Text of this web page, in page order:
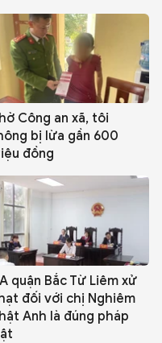
Podcast
Ảnh
Công an
Công an xã, tôi
bị lừa gần 600
đồng
quận Bắc Từ Liêm xử
đối với chị Nghiêm
Anh là đúng pháp